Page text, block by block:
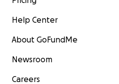
Help Center
About GoFundMe
Newsroom
Careers